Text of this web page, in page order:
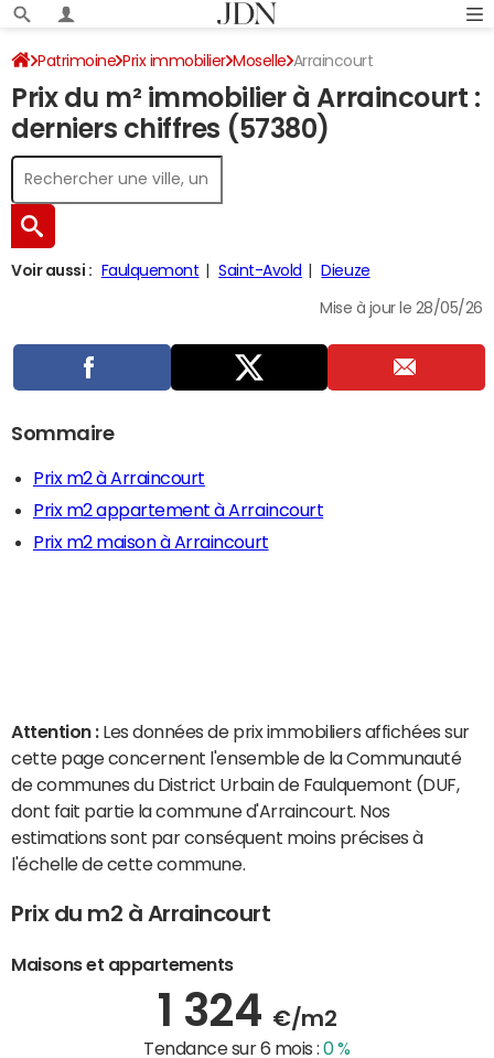
Patrimoine Prix immobilier Moselle Arraincourt
Prix du m² immobilier à Arraincourt :
derniers chiffres (57380)
Voir aussi : Faulquemont Saint-Avold Dieuze
Mise à jour le 28/05/26
Sommaire
Prix m2 à Arraincourt
Prix m2 appartement à Arraincourt
Prix m2 maison à Arraincourt
Attention : Les données de prix immobiliers affichées sur
cette page concernent l'ensemble de la Communauté
de communes du District Urbain de Faulquemont (DUF,
dont fait partie la commune d'Arraincourt. Nos
estimations sont par conséquent moins précises à
l'échelle de cette commune.
Prix du m2 à Arraincourt
Maisons et appartements
1 324 €/m2
Tendance sur 6 mois :0 %